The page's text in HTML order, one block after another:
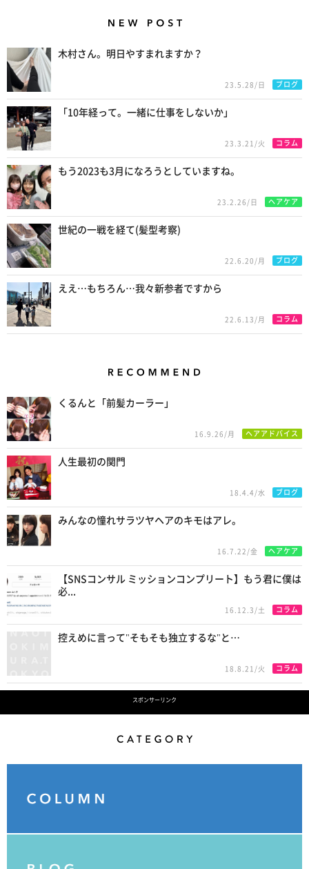
木村さん。明日やすまれますか？
23.5.28/日 ブログ
「10年経って。一緒に仕事をしないか」
23.3.21/火 コラム
もう2023も3月になろうとしていますね。
23.2.26/日 ヘアケア
世紀の一戦を経て(髪型考察)
22.6.20/月 ブログ
ええ…もちろん…我々新参者ですから
22.6.13/月 コラム
くるんと「前髪カーラー」
16.9.26/月 ヘアアドバイス
人生最初の関門
18.4.4/水 ブログ
みんなの憧れサラツヤヘアのキモはアレ。
16.7.22/金 ヘアケア
【SNSコンサル ミッションコンプリート】もう君に僕は
必...
16.12.3/土 コラム
控えめに言って"そもそも独立するな"と…
18.8.21/火 コラム
スポンサーリンク